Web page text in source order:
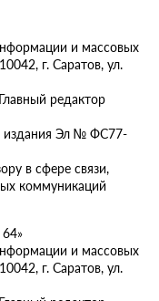
и массовых
г. Саратов, ул.
редактор
издания Эл № ФС77-
в сфере связи,
коммуникаций
и массовых
г. Саратов, ул.